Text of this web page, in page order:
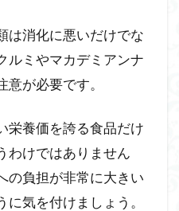
は消化に悪いだけでな
ルミやマカデミアンナ
が必要です。
栄養価を誇る食品だけ
わけではありません
の負担が非常に大きい
気を付けましょう。